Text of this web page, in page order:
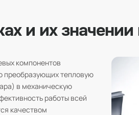
и их значении
компонентов
преобразующих тепловую
в механическую
работы всей
качеством